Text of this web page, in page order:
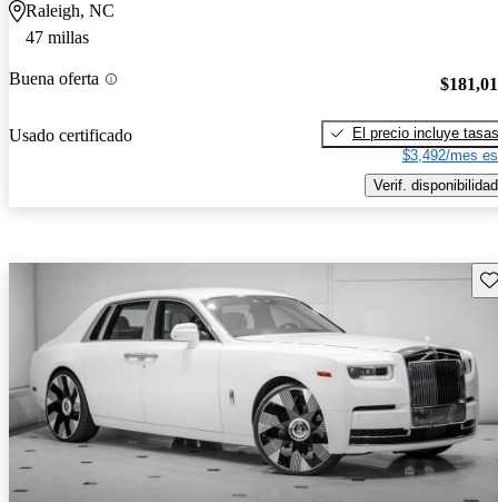
Raleigh, NC
47 millas
Buena oferta
Usado certificado
El precio incluye tasas
$3,492/mes
Verif. disponibilidad